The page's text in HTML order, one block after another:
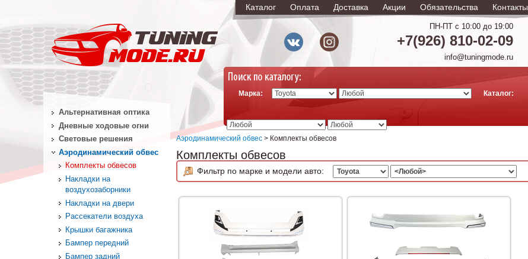
ПН-ПТ с 10:00 до 19:00
+7(926) 810-02-09
info@tuningmode.ru
Каталог Оплата Доставка Акции Обязательства Контакты
Марка: Каталог:
Аэродинамический обвес > Комплекты обвесов
Комплекты обвесов
Фильтр по марке и модели авто:
Альтернативная оптика
Дневные ходовые огни
Световые решения
Аэродинамический обвес
Комплекты обвесов
Накладки на
воздухозаборники
Накладки на двери
Рассекатели воздуха
Крышки багажника
Бампер передний
Бампер задний